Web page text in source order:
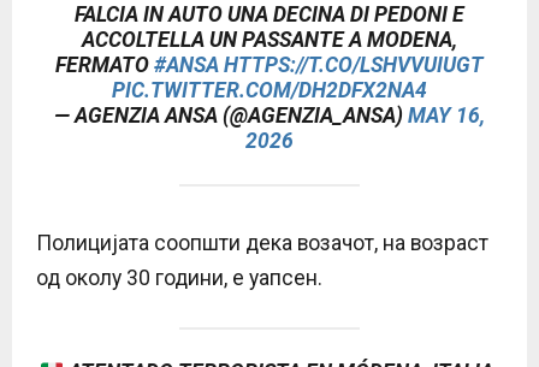
FALCIA IN AUTO UNA DECINA DI PEDONI E
ACCOLTELLA UN PASSANTE A MODENA,
FERMATO #ANSA HTTPS://T.CO/LSHVVUIUGT
PIC.TWITTER.COM/DH2DFX2NA4
— AGENZIA ANSA (@AGENZIA_ANSA) MAY 16,
2026
Полицијата соопшти дека возачот, на возраст
од околу 30 години, е уапсен.